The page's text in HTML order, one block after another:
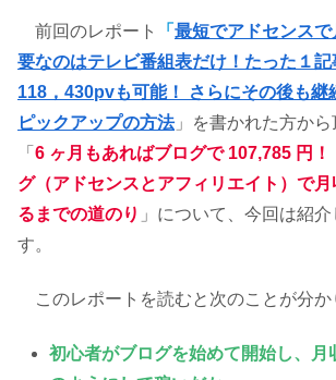
前回のレポート 「 最短でアドセンス
要なのはテレビ番組表だけ！たった１
118，430pvも可能！ さらにその後も継
ピックアップの方法」を書かれた方から
「 6 ヶ月もあればブログで 107,785 円！
グ（アドセンスとアフィリエイト）で
るまでの道のり 」について、今回は紹
す。
このレポートを読むと次のことが分か
初心者がブログを始めて開始し、月